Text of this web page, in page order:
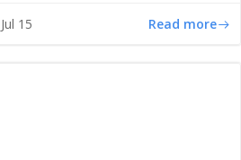
Jul 15 Read more